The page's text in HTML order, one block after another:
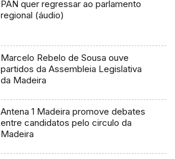
PAN quer regressar ao parlamento
regional (áudio)
Marcelo Rebelo de Sousa ouve
partidos da Assembleia Legislativa
da Madeira
Antena 1 Madeira promove debates
entre candidatos pelo circulo da
Madeira